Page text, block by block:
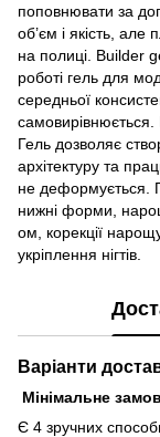
поповнювати за
об’єм і якість,
на полиці. Builder
роботі гель для
середньої
самовирівнюється.
Гель дозволяє
архітектуру та
не деформується.
нижні форми,
ом, корекції
укріплення нігтів.
Варіанти
Мінімальне
Є 4 зручних